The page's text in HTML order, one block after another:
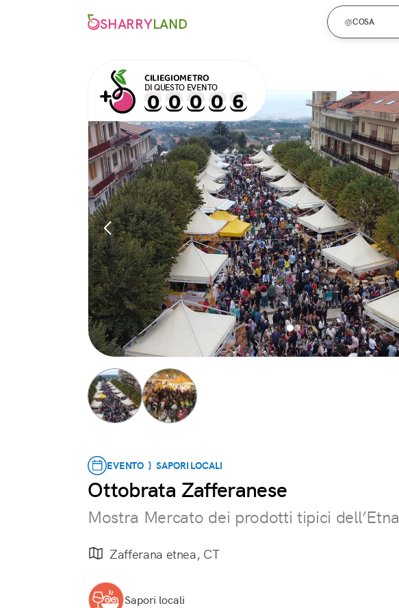
SHARRYLAND COSA
CILIEGIOMETRO
DI QUESTO EVENTO
EVENTO } SAPORI LOCALI
Ottobrata Zafferanese
Mostra Mercato dei prodotti tipici dell’Etna
Zafferana etnea, CT
Sapori locali